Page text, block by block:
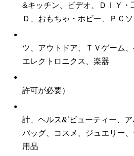
&キッチン、ビデオ、ＤＩＹ・
Ｄ、おもちゃ・ホビー、ＰＣ
ツ、アウトドア、ＴＶゲーム、
エレクトロニクス、楽器
大口のみ
許可が必要）
計、ヘルス&’ビューティー、ア
バッグ、コスメ、ジュエリー
用品